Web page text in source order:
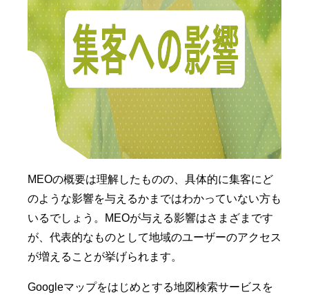
MEOの概要は理解したものの、具体的に集客にど
のような影響を与えるかまではわかっていない方も
いるでしょう。MEOが与える影響はさまざまです
が、代表的なものとして地域のユーザーのアクセス
が増えることが挙げられます。
Googleマップをはじめとする地図検索サービスを